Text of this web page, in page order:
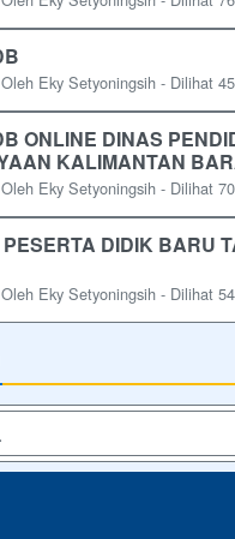
Eky Setyoningsih - Dilihat
ONLINE DINAS
KALIMANTAN
Eky Setyoningsih - Dilihat
DIDIK BARU
Eky Setyoningsih - Dilihat